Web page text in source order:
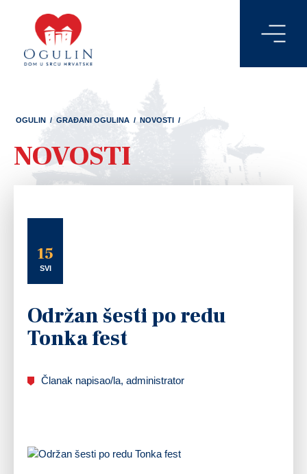
OGULIN / GRAĐANI OGULINA / NOVOSTI /
NOVOSTI
15
SVI
Održan šesti po redu
Tonka fest
Članak napisao/la, administrator